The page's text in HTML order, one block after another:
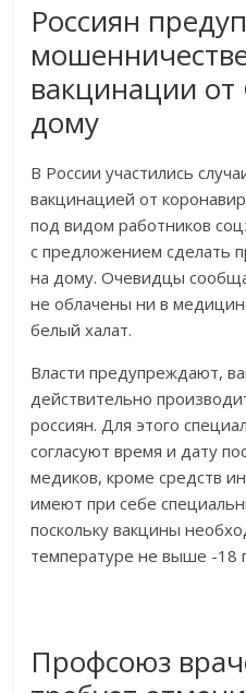
Россиян
вакцинации от
дому
В России участились
вакцинацией от
под видом работников
с предложением сделать
на дому. Очевидцы
не облачены ни в
белый халат.
Власти предупреждают,
действительно
россиян. Для этого
согласуют время и дату
медиков, кроме средств
имеют при себе
поскольку вакцины
температуре не выше -18
Профсоюз